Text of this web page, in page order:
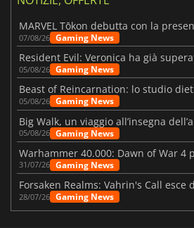
07/08/26 Gaming News
05/08/26 Gaming News
05/08/26 Gaming News
Big Walk, un viaggio all’insegna
05/08/26 Gaming News
31/07/26 Gaming News
28/07/26 Gaming News